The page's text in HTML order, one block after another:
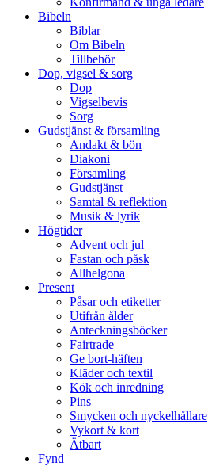
Bibeln
Biblar
Om Bibeln
Tillbehör
Dop, vigsel & sorg
Dop
Vigselbevis
Sorg
Gudstjänst & församling
Andakt & bön
Diakoni
Församling
Gudstjänst
Samtal & reflektion
Musik & lyrik
Högtider
Advent och jul
Fastan och påsk
Allhelgona
Present
Påsar och etiketter
Utifrån ålder
Anteckningsböcker
Fairtrade
Ge bort-häften
Kläder och textil
Kök och inredning
Pins
Smycken och nyckelhållare
Vykort & kort
Ätbart
Fynd